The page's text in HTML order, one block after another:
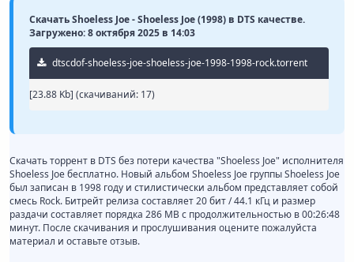
Скачать Shoeless Joe - Shoeless Joe (1998) в DTS качестве.
Загружено: 8 октября 2025 в 14:03
dtscdof-shoeless-joe-shoeless-joe-1998-1998-rock.torrent
[23.88 Kb] (cкачиваний: 17)
Скачать торрент в DTS без потери качества "Shoeless Joe" исполнителя
Shoeless Joe бесплатно. Новый альбом Shoeless Joe группы Shoeless Joe
был записан в 1998 году и стилистически альбом представляет собой
смесь Rock. Битрейт релиза составляет 20 бит / 44.1 кГц и размер
раздачи составляет порядка 286 MB с продолжительностью в 00:26:48
минут. После скачивания и прослушивания оцените пожалуйста
материал и оставьте отзыв.